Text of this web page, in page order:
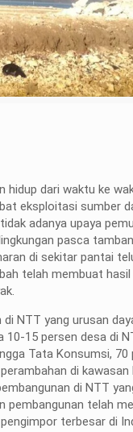
hidup dari waktu ke
eksploitasi sumber
adanya upaya
pasca
di sekitar pantai
telah membuat
NTT yang urusan
10-15 persen desa di
Tata Konsumsi, 70
di kawasan
di NTT
pembangunan telah
terbesar di